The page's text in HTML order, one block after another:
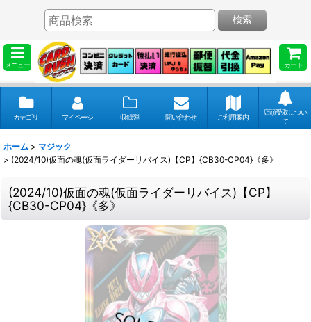
メニュー カート
検索
カテゴリ マイページ 収録弾 問い合わせ ご利用案内
店頭受取につい
て
ホーム > マジック
> (2024/10)仮面の魂(仮面ライダーリバイス)【CP】{CB30-CP04}《多》
(2024/10)仮面の魂(仮面ライダーリバイス)【CP】
{CB30-CP04}《多》